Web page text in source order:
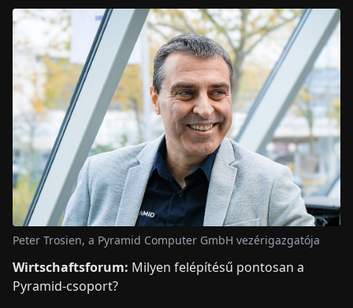
Peter Trosien, a Pyramid Computer GmbH vezérigazgatója
Wirtschaftsforum: Milyen felépítésű pontosan a
Pyramid-csoport?